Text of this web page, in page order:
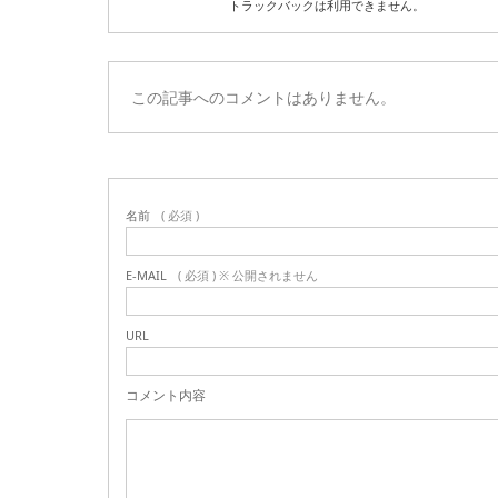
トラックバックは利用できません。
この記事へのコメントはありません。
名前 ( 必須 )
E-MAIL ( 必須 ) ※ 公開されません
URL
コメント内容